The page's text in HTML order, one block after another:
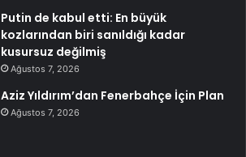
Putin de kabul etti: En büyük
kozlarından biri sanıldığı kadar
kusursuz değilmiş
Ağustos 7, 2026
Aziz Yıldırım’dan Fenerbahçe İçin Plan
Ağustos 7, 2026